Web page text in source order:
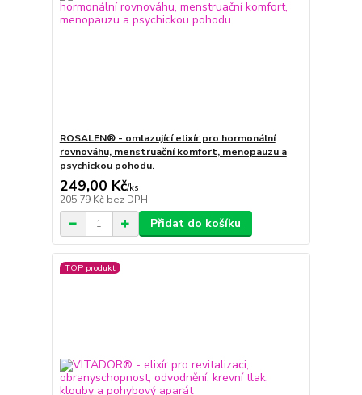
ROSALEN® - omlazující elixír pro hormonální
rovnováhu, menstruační komfort, menopauzu a
psychickou pohodu.
249,00 Kč/ks
205,79 Kč bez DPH
Přidat do košíku
TOP produkt